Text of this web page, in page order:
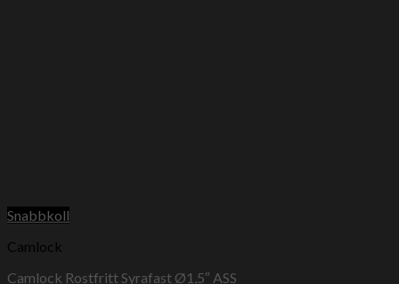
Snabbkoll
Camlock
Camlock Rostfritt Syrafast Ø1,5″ ASS